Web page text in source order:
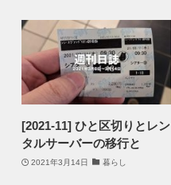
[2021-11] ひと区切りとレン
タルサーバーの移行と
2021年3月14日 暮らし